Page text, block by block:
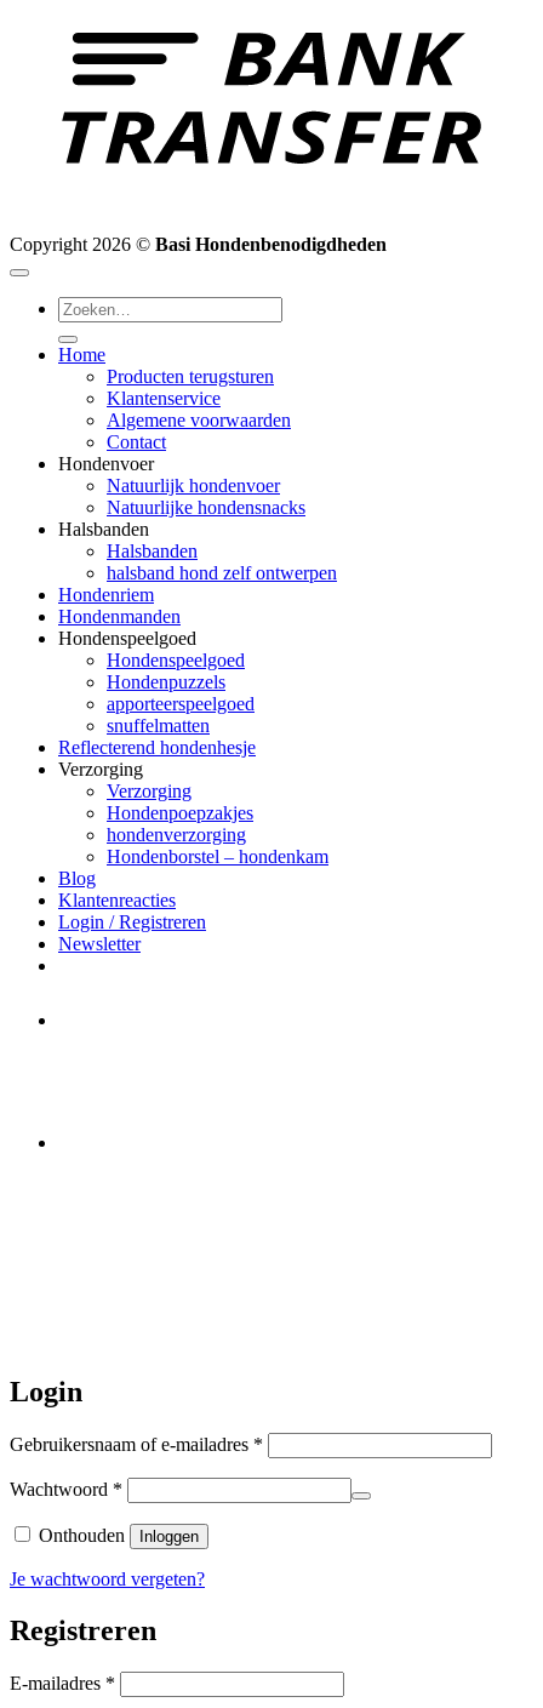
Copyright 2026 © Basi Hondenbenodigdheden
Zoeken
naar:
Home
Producten terugsturen
Klantenservice
Algemene voorwaarden
Contact
Hondenvoer
Natuurlijk hondenvoer
Natuurlijke hondensnacks
Halsbanden
Halsbanden
halsband hond zelf ontwerpen
Hondenriem
Hondenmanden
Hondenspeelgoed
Hondenspeelgoed
Hondenpuzzels
apporteerspeelgoed
snuffelmatten
Reflecterend hondenhesje
Verzorging
Verzorging
Hondenpoepzakjes
hondenverzorging
Hondenborstel – hondenkam
Blog
Klantenreacties
Login / Registreren
Newsletter
Login
Gebruikersnaam of e-mailadres *
Wachtwoord *
Onthouden Inloggen
Je wachtwoord vergeten?
Registreren
E-mailadres *